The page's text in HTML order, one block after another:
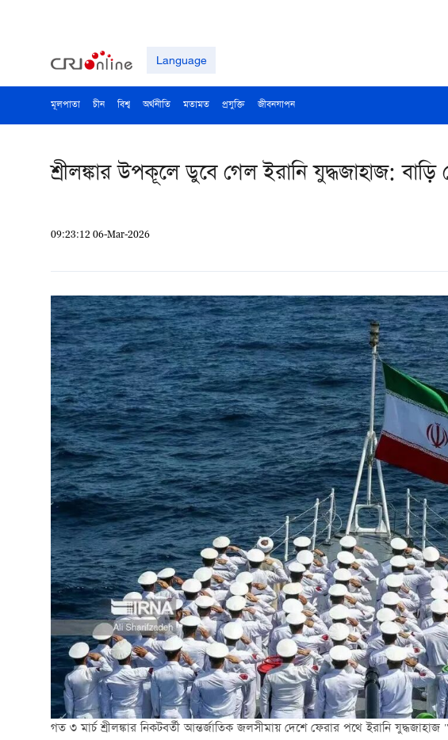
Language
মূলপাতা চীন বিশ্ব অর্থনীতি মতামত প্রযুক্তি জীবনযাপন
শ্রীলঙ্কার উপকূলে ডুবে গেল ইরানি যুদ্ধজাহাজ:
09:23:12 06-Mar-2026
গত ৩ মার্চ শ্রীলঙ্কার নিকটবর্তী আন্তর্জাতিক জলসীমায় দেশে ফেরার পথে ইরানি